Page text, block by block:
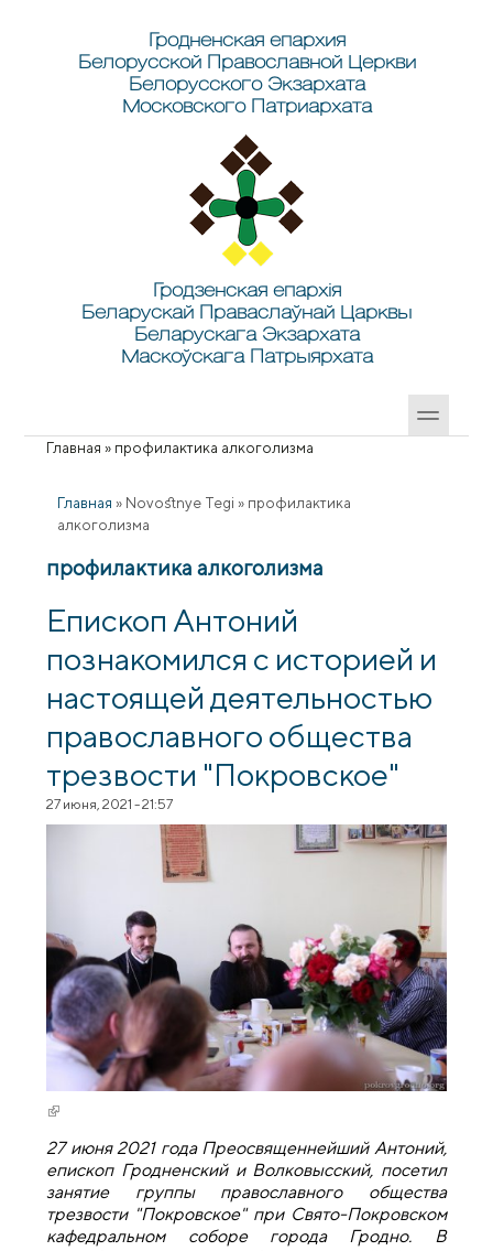
Гродненская епархия
Белорусской Православной Церкви
Белорусского Экзархата
Московского Патриархата
Гродзенская епархія
Беларускай Праваслаўнай Царквы
Беларускага Экзархата
Маскоўскага Патрыярхата
Вы здесь
Главная » профилактика алкоголизма
Главная » Novostnye Tegi » профилактика
алкоголизма
профилактика алкоголизма
Епископ Антоний
познакомился с историей и
настоящей деятельностью
православного общества
трезвости "Покровское"
27 июня, 2021 - 21:57
(внешняя ссылка)
27 июня 2021 года Преосвященнейший Антоний,
епископ Гродненский и Волковысский, посетил
занятие группы православного общества
трезвости "Покровское" при Свято-Покровском
кафедральном соборе города Гродно. В